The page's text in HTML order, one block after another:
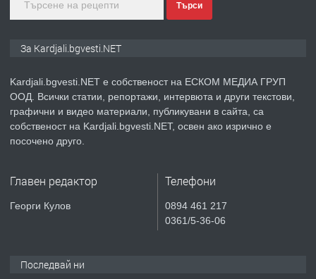
на язовир Студен кладенец 331м2 |
преди 1 година
ПРЕДЛАГА
Курс
Търси
За Kardjali.bgvesti.NET
Kardjali.bgvesti.NET е собственост на ЕСКОМ МЕДИА ГРУП
ООД. Всички статии, репортажи, интервюта и други текстови,
графични и видео материали, публикувани в сайта, са
собственост на Kardjali.bgvesti.NET, освен ако изрично е
посочено друго.
Главен редактор
Георги Кулов
Телефони
0894 461 217
0361/5-36-06
Последвай ни